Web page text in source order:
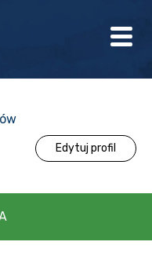
Edytuj profil